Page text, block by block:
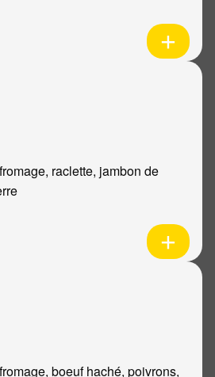
raclette, jambon de
boeuf haché, poivrons,